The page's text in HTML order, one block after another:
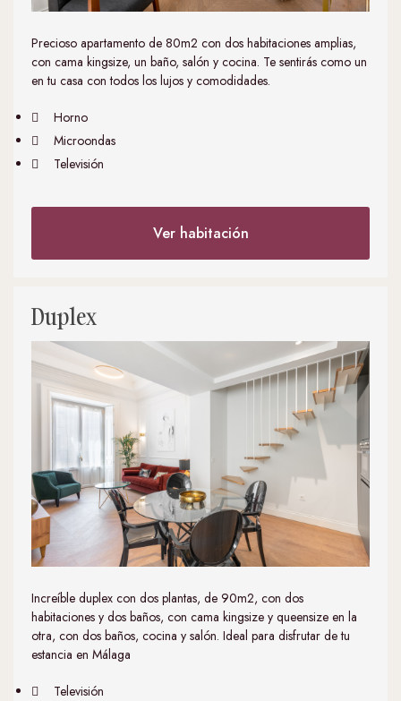
Precioso apartamento de 80m2 con dos habitaciones amplias,
con cama kingsize, un baño, salón y cocina. Te sentirás como un
en tu casa con todos los lujos y comodidades.
Horno
Microondas
Televisión
Ver habitación
Duplex
Increíble duplex con dos plantas, de 90m2, con dos
habitaciones y dos baños, con cama kingsize y queensize en la
otra, con dos baños, cocina y salón. Ideal para disfrutar de tu
estancia en Málaga
Televisión